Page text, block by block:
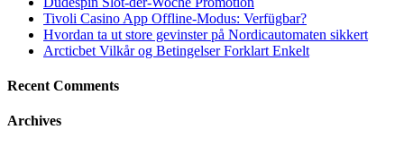
Tivoli Casino App Offline-Modus: Verfügbar?
Hvordan ta ut store gevinster på Nordicautomaten sikkert
Arcticbet Vilkår og Betingelser Forklart Enkelt
Recent Comments
Archives